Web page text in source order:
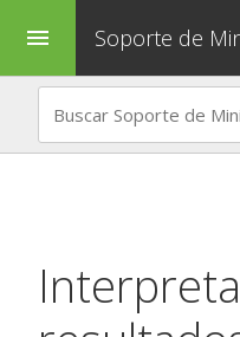
menu Soporte de